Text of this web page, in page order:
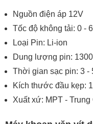
Nguồn điện áp 12V
Tốc độ không tải: 0 -
Loại Pin: Li-ion
Dung lượng pin:
Thời gian sạc pin: 3 -
Kích thước đầu kẹp:
Xuất xứ: MPT - Trung